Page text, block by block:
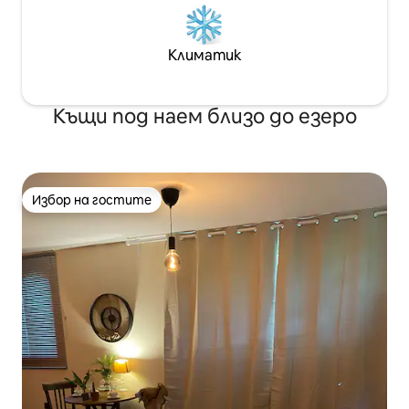
Климатик
Къщи под наем близо до езеро
Избор на гостите
Избор на гостите